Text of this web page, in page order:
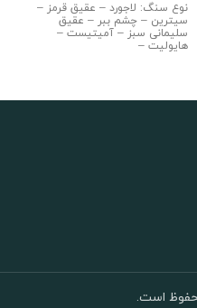
نوع سنگ: لاجورد – عقیق قرمز –
سیترین – چشم ببر – عقیق
سلیمانی سبز – آمیتیست –
هایولیت –
است.